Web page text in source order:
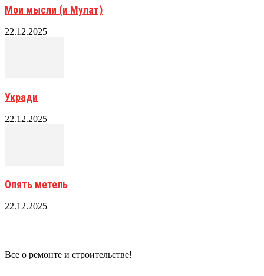
Мои мысли (и Мулат)
22.12.2025
Укради
22.12.2025
Опять метель
22.12.2025
Все о ремонте и строительстве!